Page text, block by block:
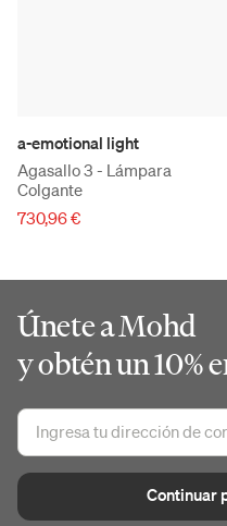
a-emotional light
Agasallo 3 - Lámpara
Colgante
730,96 €
Únete a Mohd
y obtén un 10%
Continuar